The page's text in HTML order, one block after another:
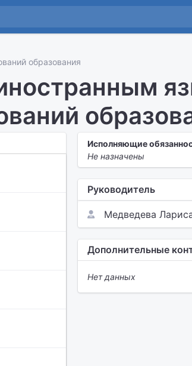
образования
Исполняющие
Не назначены
Руководитель
Медведева
Дополнительные
Нет данных